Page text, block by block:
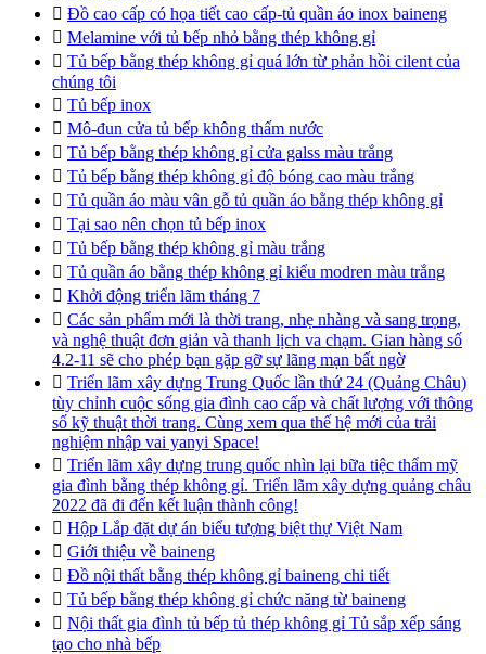
 Đồ cao cấp có họa tiết cao cấp-tủ quần áo inox baineng
 Melamine với tủ bếp nhỏ bằng thép không gỉ
 Tủ bếp bằng thép không gỉ quá lớn từ phản hồi cilent của
chúng tôi
 Tủ bếp inox
 Mô-đun cửa tủ bếp không thấm nước
 Tủ bếp bằng thép không gỉ cửa galss màu trắng
 Tủ bếp bằng thép không gỉ độ bóng cao màu trắng
 Tủ quần áo màu vân gỗ tủ quần áo bằng thép không gỉ
 Tại sao nên chọn tủ bếp inox
 Tủ bếp bằng thép không gỉ màu trắng
 Tủ quần áo bằng thép không gỉ kiểu modren màu trắng
 Khởi động triển lãm tháng 7
 Các sản phẩm mới là thời trang, nhẹ nhàng và sang trọng,
và nghệ thuật đơn giản và thanh lịch va chạm. Gian hàng số
4.2-11 sẽ cho phép bạn gặp gỡ sự lãng mạn bất ngờ
 Triển lãm xây dựng Trung Quốc lần thứ 24 (Quảng Châu)
tùy chỉnh cuộc sống gia đình cao cấp và chất lượng với thông
số kỹ thuật thời trang. Cùng xem qua thế hệ mới của trải
nghiệm nhập vai yanyi Space!
 Triển lãm xây dựng trung quốc nhìn lại bữa tiệc thẩm mỹ
gia đình bằng thép không gỉ. Triển lãm xây dựng quảng châu
2022 đã đi đến kết luận thành công!
 Hộp Lắp đặt dự án biểu tượng biệt thự Việt Nam
 Giới thiệu về baineng
 Đồ nội thất bằng thép không gỉ baineng chi tiết
 Tủ bếp bằng thép không gỉ chức năng từ baineng
 Nội thất gia đình tủ bếp tủ thép không gỉ Tủ sắp xếp sáng
tạo cho nhà bếp